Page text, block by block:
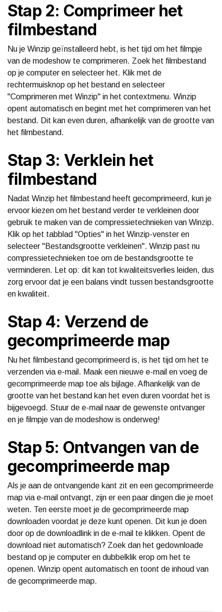
Stap 2: Comprimeer het
filmbestand
Nu je Winzip geïnstalleerd hebt, is het tijd om het filmpje
van de modeshow te comprimeren. Zoek het filmbestand
op je computer en selecteer het. Klik met de
rechtermuisknop op het bestand en selecteer
"Comprimeren met Winzip" in het contextmenu. Winzip
opent automatisch en begint met het comprimeren van het
bestand. Dit kan even duren, afhankelijk van de grootte van
het filmbestand.
Stap 3: Verklein het
filmbestand
Nadat Winzip het filmbestand heeft gecomprimeerd, kun je
ervoor kiezen om het bestand verder te verkleinen door
gebruik te maken van de compressietechnieken van Winzip.
Klik op het tabblad "Opties" in het Winzip-venster en
selecteer "Bestandsgrootte verkleinen". Winzip past nu
compressietechnieken toe om de bestandsgrootte te
verminderen. Let op: dit kan tot kwaliteitsverlies leiden, dus
zorg ervoor dat je een balans vindt tussen bestandsgrootte
en kwaliteit.
Stap 4: Verzend de
gecomprimeerde map
Nu het filmbestand gecomprimeerd is, is het tijd om het te
verzenden via e-mail. Maak een nieuwe e-mail en voeg de
gecomprimeerde map toe als bijlage. Afhankelijk van de
grootte van het bestand kan het even duren voordat het is
bijgevoegd. Stuur de e-mail naar de gewenste ontvanger
en je filmpje van de modeshow is onderweg!
Stap 5: Ontvangen van de
gecomprimeerde map
Als je aan de ontvangende kant zit en een gecomprimeerde
map via e-mail ontvangt, zijn er een paar dingen die je moet
weten. Ten eerste moet je de gecomprimeerde map
downloaden voordat je deze kunt openen. Dit kun je doen
door op de downloadlink in de e-mail te klikken. Opent de
download niet automatisch? Zoek dan het gedownloade
bestand op je computer en dubbelklik erop om het te
openen. Winzip opent automatisch en toont de inhoud van
de gecomprimeerde map.